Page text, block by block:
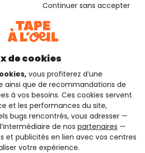
Consulter les CGU
de cookies
vous profiterez d’une
ainsi que de recommandations de
à vos besoins. Ces cookies servent
et les performances du site,
bugs rencontrés, vous adresser —
de nos partenaires —
et publicités en lien avec vos centres
votre expérience.
Continuer sans accepter